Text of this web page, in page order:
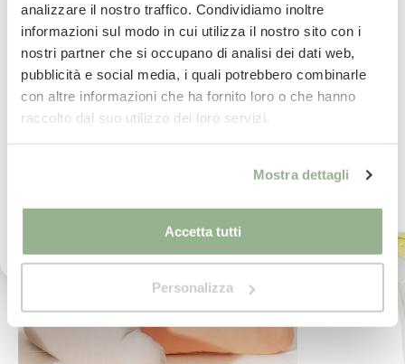
analizzare il nostro traffico. Condividiamo inoltre
informazioni sul modo in cui utilizza il nostro sito con i
nostri partner che si occupano di analisi dei dati web,
pubblicità e social media, i quali potrebbero combinarle
con altre informazioni che ha fornito loro o che hanno
raccolto dal suo utilizzo dei loro servizi.
Mostra dettagli
Accetta tutti
Personalizza
Altri prodotti
Selezionati su misura per te
Iscriviti subito alla nostra newsletter
La tua email
Iscrivimi
vostra Privacy Policy ed acconsento al
comunicazioni tramite newsletter.